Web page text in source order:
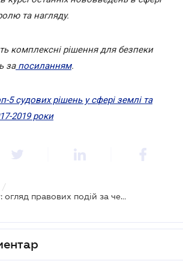
та нагляду.
комплексні рішення для безпеки
запосиланням.
5 судових рішень у сфері землі та
2019 роки
/
Перевірки бізнесу: огляд правових подій за червень